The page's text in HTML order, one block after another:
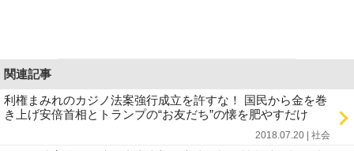
関連記事
利権まみれのカジノ法案強行成立を許すな！ 国民から金を巻
き上げ安倍首相とトランプの“お友だち”の懐を肥やすだけ
2018.07.20 | 社会